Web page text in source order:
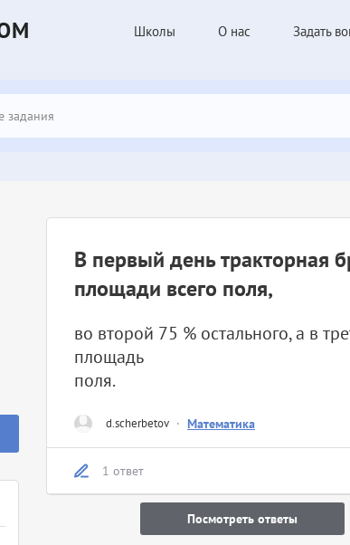
Школы О нас Задать
d.scherbetov · Математика
В первый день тракторная
площади всего поля,
во второй 75 % остального, а в
площадь
поля.
1 ответ
Посмотреть ответы